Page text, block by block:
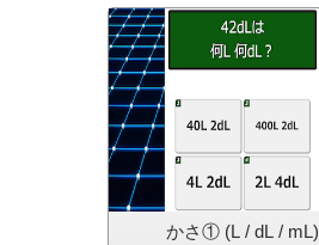
かさ①(L / dL / mL)